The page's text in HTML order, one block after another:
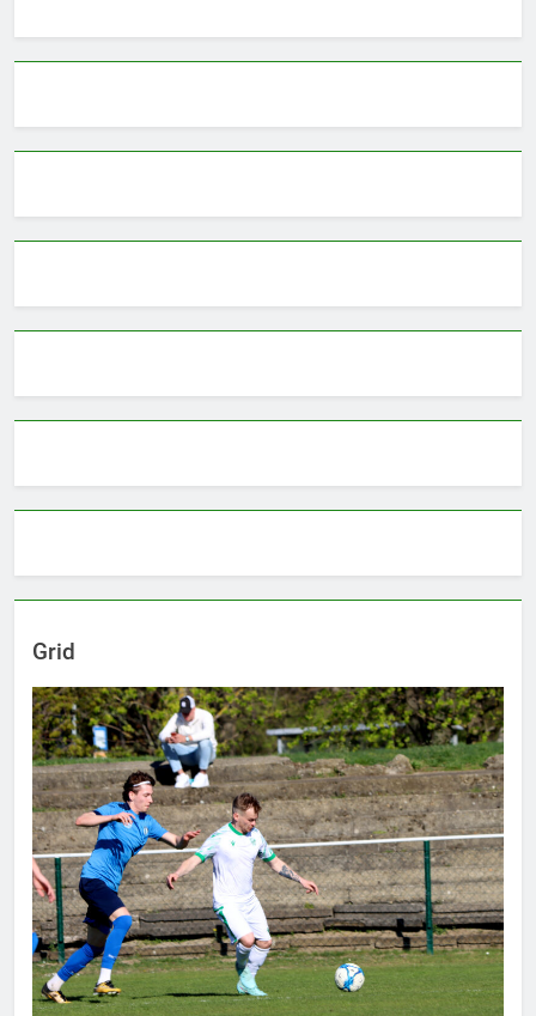
Grid